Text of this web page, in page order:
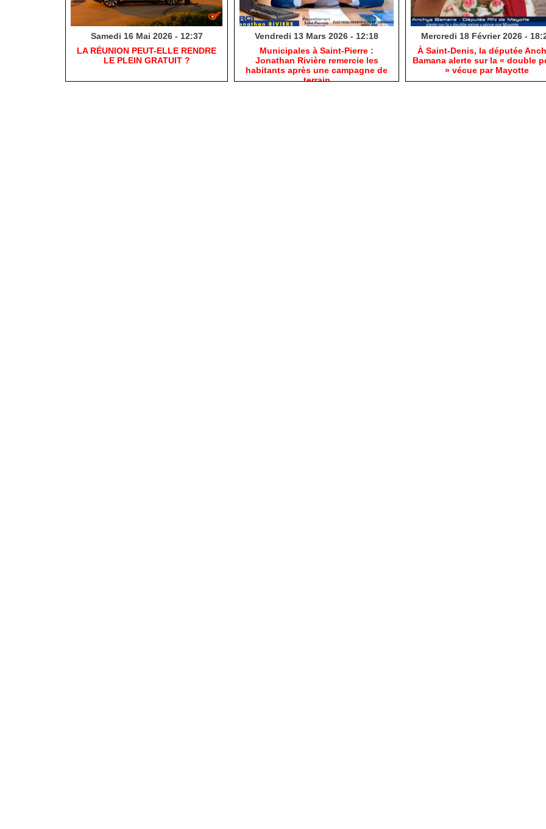
Samedi 16 Mai 2026 - 12:37
​LA RÉUNION PEUT-ELLE RENDRE
LE PLEIN GRATUIT ?
Vendredi 13 Mars 2026 - 12:18
​Municipales à Saint-Pierre :
Jonathan Rivière remercie les
habitants après une campagne de
terrain
Mercredi 18 Février 2026 -
​À Saint-Denis, la députée
Bamana alerte sur la « double
» vécue par Mayotte